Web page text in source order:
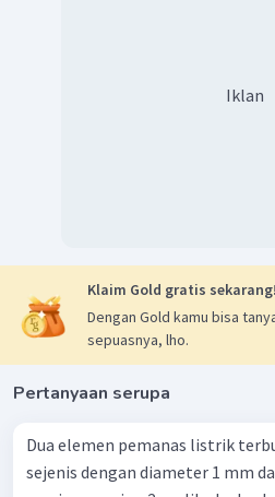
Iklan
Klaim Gold gratis sekarang!
Dengan Gold kamu bisa
sepuasnya, lho.
Pertanyaan serupa
Dua elemen pemanas listrik
sejenis dengan diameter 1 mm